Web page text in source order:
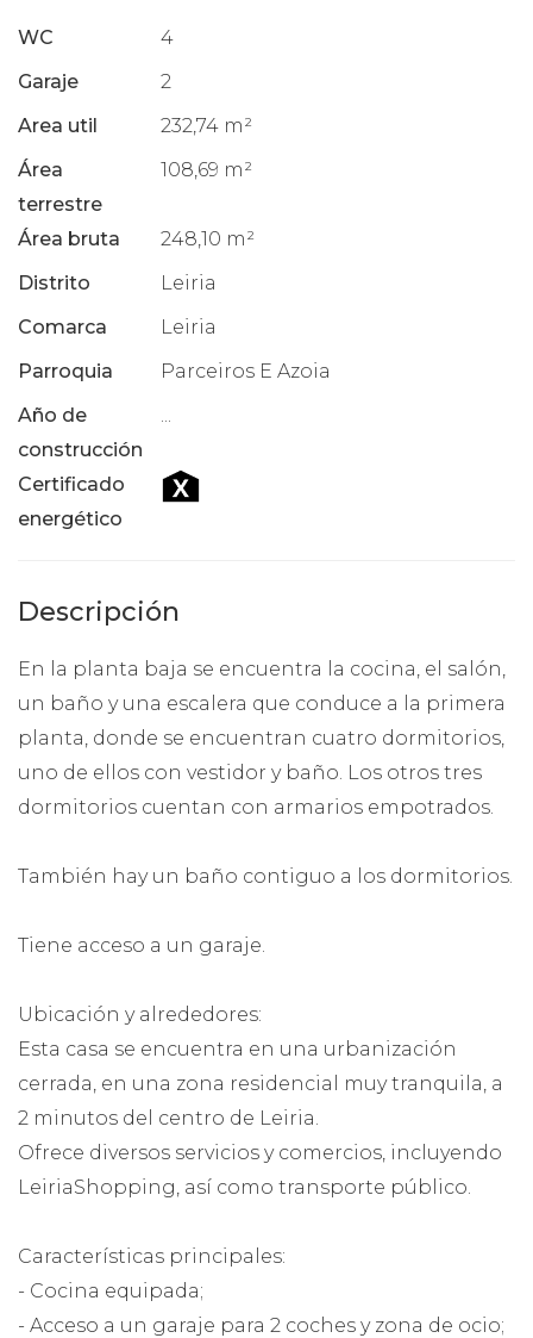
WC
4
Garaje
2
Area util
232,74 m²
Área
terrestre
108,69 m²
Área bruta
248,10 m²
Distrito
Leiria
Comarca
Leiria
Parroquia
Parceiros E Azoia
Año de
construcción
Certificado
energético
Descripción
En la planta baja se encuentra la cocina, el salón,
un baño y una escalera que conduce a la primera
planta, donde se encuentran cuatro dormitorios,
uno de ellos con vestidor y baño. Los otros tres
dormitorios cuentan con armarios empotrados.
También hay un baño contiguo a los dormitorios.
Tiene acceso a un garaje.
Ubicación y alrededores:
Esta casa se encuentra en una urbanización
cerrada, en una zona residencial muy tranquila, a
2 minutos del centro de Leiria.
Ofrece diversos servicios y comercios, incluyendo
LeiriaShopping, así como transporte público.
Características principales:
- Cocina equipada;
- Acceso a un garaje para 2 coches y zona de ocio;